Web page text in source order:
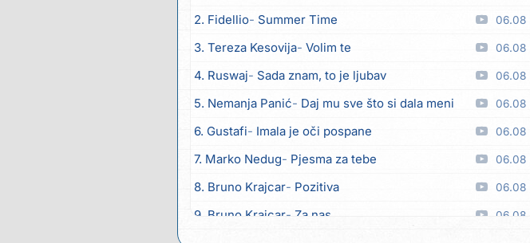
2. Fidellio Summer Time 06.08
3. Tereza Kesovija Volim te 06.08
4. Ruswaj Sada znam, to je ljubav 06.08
5. Nemanja Panić Daj mu sve što si dala meni 06.08
6. Gustafi Imala je oči pospane 06.08
7. Marko Nedug Pjesma za tebe 06.08
8. Bruno Krajcar Pozitiva 06.08
9. Bruno Krajcar Za nas 06.08